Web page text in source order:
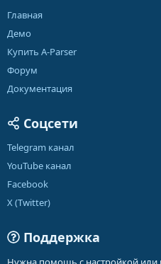
Главная
Демо
Купить A-Parser
Форум
Документация
Соцсети
Telegram канал
YouTube канал
Facebook
X (Twitter)
Поддержка